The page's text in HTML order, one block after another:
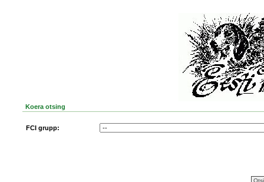
Koera otsing
FCI grupp: